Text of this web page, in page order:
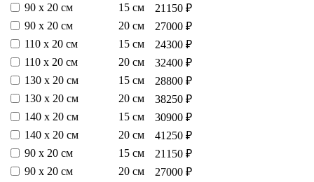
90 х 20 см
15 см
21150 ₽
90 х 20 см
20 см
27000 ₽
110 х 20 см
15 см
24300 ₽
110 х 20 см
20 см
32400 ₽
130 х 20 см
15 см
28800 ₽
130 х 20 см
20 см
38250 ₽
140 х 20 см
15 см
30900 ₽
140 х 20 см
20 см
41250 ₽
90 х 20 см
15 см
21150 ₽
90 х 20 см
20 см
27000 ₽